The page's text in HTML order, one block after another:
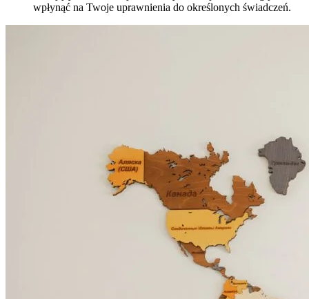
wpłynąć na Twoje uprawnienia do określonych świadczeń.